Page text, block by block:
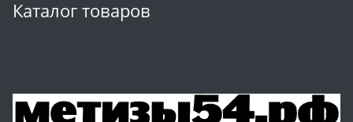
Каталог товаров